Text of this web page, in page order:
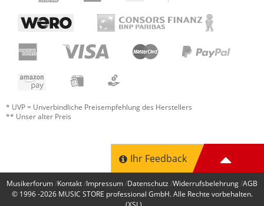
* UVP = Unverbindliche Preisempfehlung des Herstellers
** Unser alter Preis
Ihr Feedback
Musikerforum Kontakt Impressum Datenschutz Widerrufsbelehrung AGB
© 1996 -2026 MUSIC STORE professional GmbH. Alle Rechte vorbehalten.